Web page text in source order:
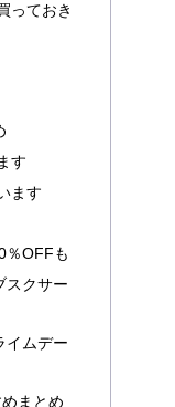
っておき
す
ます
％OFFも
スクサー
イムデー
まとめ